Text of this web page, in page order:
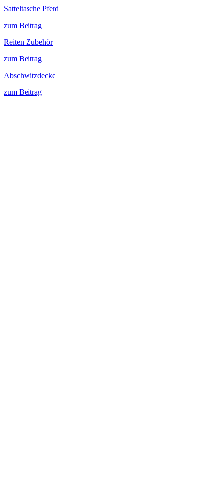
Satteltasche Pferd
zum Beitrag
Reiten Zubehör
zum Beitrag
Abschwitzdecke
zum Beitrag